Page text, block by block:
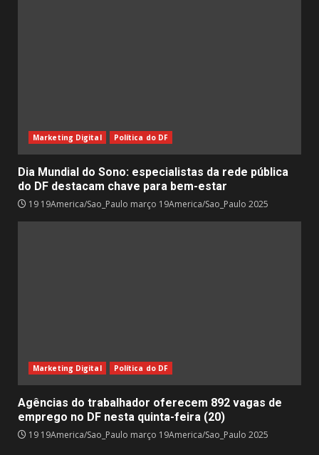
Marketing Digital Política do DF
Dia Mundial do Sono: especialistas da rede pública
do DF destacam chave para bem-estar
19 19America/Sao_Paulo março 19America/Sao_Paulo 2025
Marketing Digital Política do DF
Agências do trabalhador oferecem 892 vagas de
emprego no DF nesta quinta-feira (20)
19 19America/Sao_Paulo março 19America/Sao_Paulo 2025